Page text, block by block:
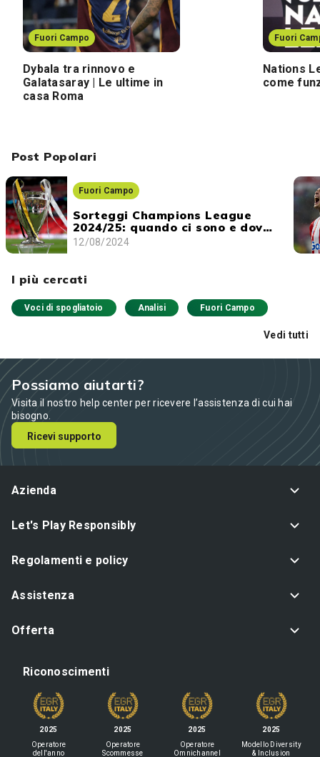
Post Popolari
Fuori Campo
Sorteggi Champions League
2024/25: quando ci sono e dove
vederli
12/08/2024
I più cercati
Voci di spogliatoio Analisi Fuori Campo
Vedi tutti
Fuori Campo
Dybala tra rinnovo e
Galatasaray | Le ultime in
casa Roma
Fuori
Nations
come
Possiamo aiutarti?
Visita il nostro help center per ricevere l’assistenza di cui hai
bisogno.
Ricevi supporto
Azienda
Let's Play Responsibly
Regolamenti e policy
Assistenza
Offerta
Riconoscimenti
2025
Operatore
dell'anno
2025
Operatore
Scommesse
2025
Operatore
Omnichannel
2025
Modello Diversity
& Inclusion